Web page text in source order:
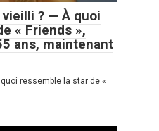
? — À quoi
« Friends »,
ans, maintenant
ressemble la star de «